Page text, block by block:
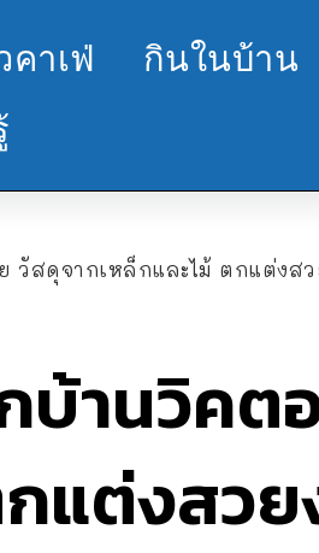
คาเฟ่
กินในบ้าน
วัสดุจากเหล็กและไม้ ตกแต่งส
บ้านวิคต
แต่งสว